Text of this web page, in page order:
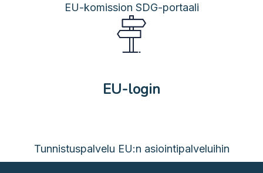
EU-komission SDG-portaali
EU-login
Tunnistuspalvelu EU:n asiointipalveluihin